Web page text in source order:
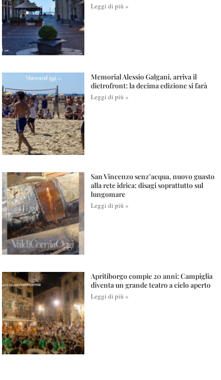
Leggi di più »
Memorial Alessio Galgani, arriva il
dietrofront: la decima edizione si farà
Leggi di più »
San Vincenzo senz’acqua, nuovo guasto
alla rete idrica: disagi soprattutto sul
lungomare
Leggi di più »
Apritiborgo compie 20 anni: Campiglia
diventa un grande teatro a cielo aperto
Leggi di più »